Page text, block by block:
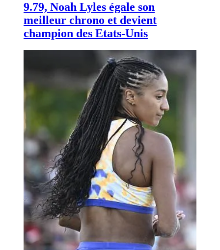
9.79, Noah Lyles égale son
meilleur chrono et devient
champion des Etats-Unis